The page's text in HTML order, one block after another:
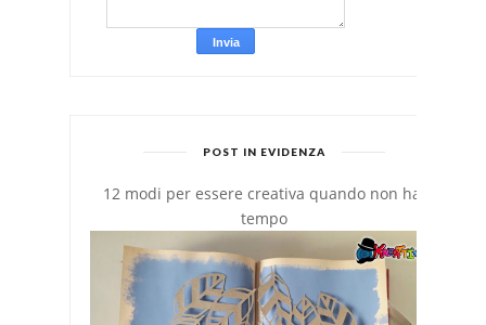
POST IN EVIDENZA
12 modi per essere creativa quando non hai
tempo